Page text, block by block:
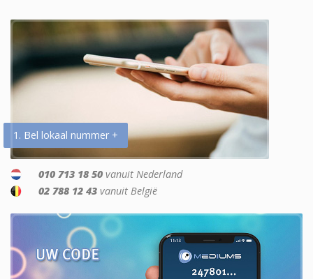
1. Bel lokaal nummer +
010 713 18 50 vanuit Nederland
02 788 12 43 vanuit België